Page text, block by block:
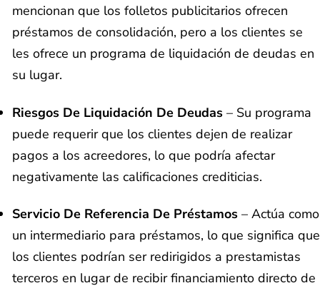
mencionan que los folletos publicitarios ofrecen
préstamos de consolidación, pero a los clientes se
les ofrece un programa de liquidación de deudas en
su lugar.
Riesgos De Liquidación De Deudas – Su programa
puede requerir que los clientes dejen de realizar
pagos a los acreedores, lo que podría afectar
negativamente las calificaciones crediticias.
Servicio De Referencia De Préstamos – Actúa como
un intermediario para préstamos, lo que significa que
los clientes podrían ser redirigidos a prestamistas
terceros en lugar de recibir financiamiento directo de